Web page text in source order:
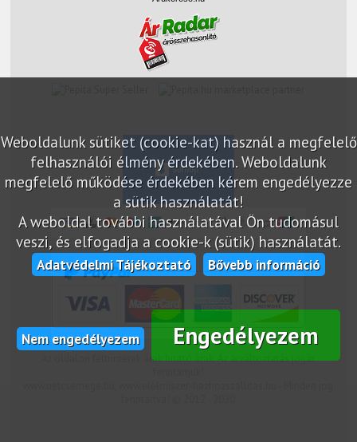
Weboldalunk sütiket (cookie-kat) használ a megfelelő
felhasználói élmény érdekében. Weboldalunk
megfelelő működése érdekében kérem engedélyezze
a sütik használatát!
A weboldal további használatával Ön tudomásul
veszi, és elfogadja a cookie-k (sütik) használatát.
Adatvédelmi Tájékoztató Bővebb információ
Nem engedélyezem Engedélyezem
Az oldalon feltüntetek árak bruttó árak. Az árváltoztatás jogát